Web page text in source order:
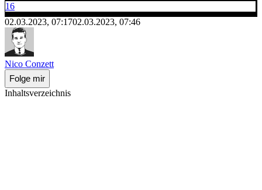
16
02.03.2023, 07:1702.03.2023, 07:46
Nico Conzett
Folge mir
Inhaltsverzeichnis